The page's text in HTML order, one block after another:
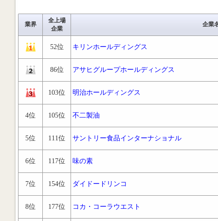
業界
全上場
企業
企業
52位 キリンホールディングス
86位 アサヒグループホールディングス
103位 明治ホールディングス
4位 105位 不二製油
5位 111位 サントリー食品インターナショナル
6位 117位 味の素
7位 154位 ダイドードリンコ
8位 177位 コカ・コーラウエスト